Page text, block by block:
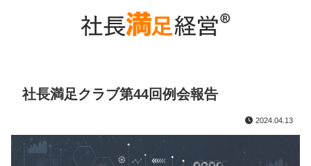
社長満足クラブ第44回例会報告
2024.04.13